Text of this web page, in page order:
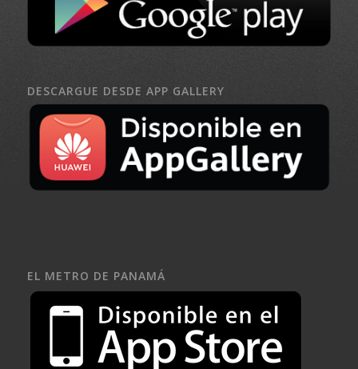
DESCARGUE DESDE APP GALLERY
EL METRO DE PANAMÁ